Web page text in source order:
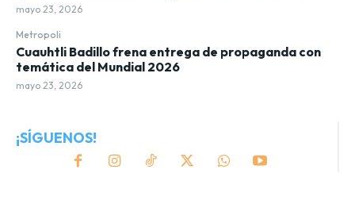
mayo 23, 2026
Metropoli
Cuauhtli Badillo frena entrega de propaganda con
temática del Mundial 2026
mayo 23, 2026
¡SÍGUENOS!